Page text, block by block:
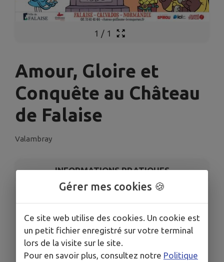
1 / 1
Amour, Gloire et
Conquête au Château
de Falaise
Valambray
INFORMATIONS PRATIQUES
Amour, Gloire et Conquête au Château de Falaise
DATES
Du jeu. 16 oct. au dim. 4 janv.
HORAIRES
De 13h00 à 23h55
Gérer mes cookies 🍪
Ce site web utilise des cookies. Un cookie est
un petit fichier enregistré sur votre terminal
lors de la visite sur le site.
Pour en savoir plus, consultez notre Politique